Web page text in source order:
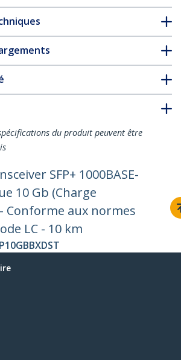
du produit peuvent être
SFP+ 1000BASE-
10 Gb (Charge
Conforme aux normes
LC - 10 km